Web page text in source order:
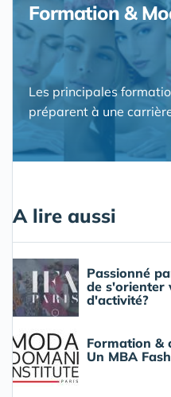
Formation &
Les principales
préparent à une
A lire aussi
Passionné
de s'orienter
d'activité?
Formation &
Un MBA